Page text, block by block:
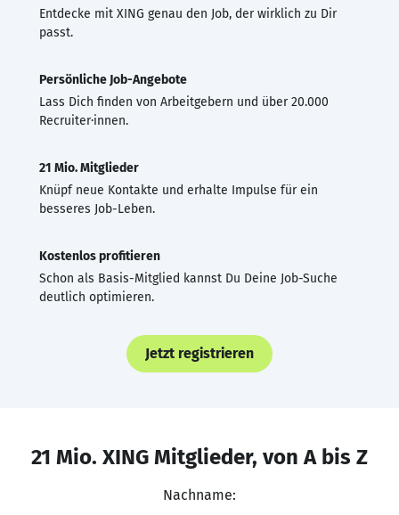
Entdecke mit XING genau den Job, der wirklich zu Dir
passt.
Persönliche Job-Angebote
Lass Dich finden von Arbeitgebern und über 20.000
Recruiter·innen.
21 Mio. Mitglieder
Knüpf neue Kontakte und erhalte Impulse für ein
besseres Job-Leben.
Kostenlos profitieren
Schon als Basis-Mitglied kannst Du Deine Job-Suche
deutlich optimieren.
Jetzt registrieren
21 Mio. XING Mitglieder, von A bis Z
Nachname: